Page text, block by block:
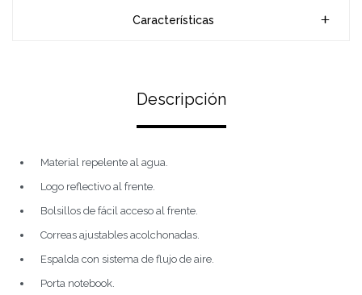
Características
Descripción
Material repelente al agua.
Logo reflectivo al frente.
Bolsillos de fácil acceso al frente.
Correas ajustables acolchonadas.
Espalda con sistema de flujo de aire.
Porta notebook.